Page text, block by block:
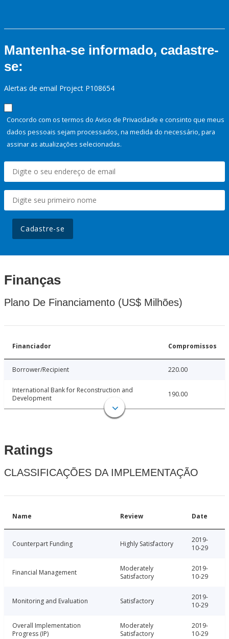
Mantenha-se informado, cadastre-
se:
Alertas de email Project P108654
Concordo com os termos do Aviso de Privacidade e consinto que meus
dados pessoais sejam processados, na medida do necessário, para
assinar as atualizações selecionadas.
Cadastre-se
Finanças
Plano De Financiamento (US$ Milhões)
Financiador Compromissos
Borrower/Recipient 220.00
International Bank for Reconstruction and
Development
190.00
Ratings
CLASSIFICAÇÕES DA IMPLEMENTAÇÃO
Name Review Date
Counterpart Funding Highly Satisfactory
2019-
10-29
Financial Management
Moderately
Satisfactory
2019-
10-29
Monitoring and Evaluation Satisfactory
2019-
10-29
Overall Implementation
Progress (IP)
Moderately
Satisfactory
2019-
10-29